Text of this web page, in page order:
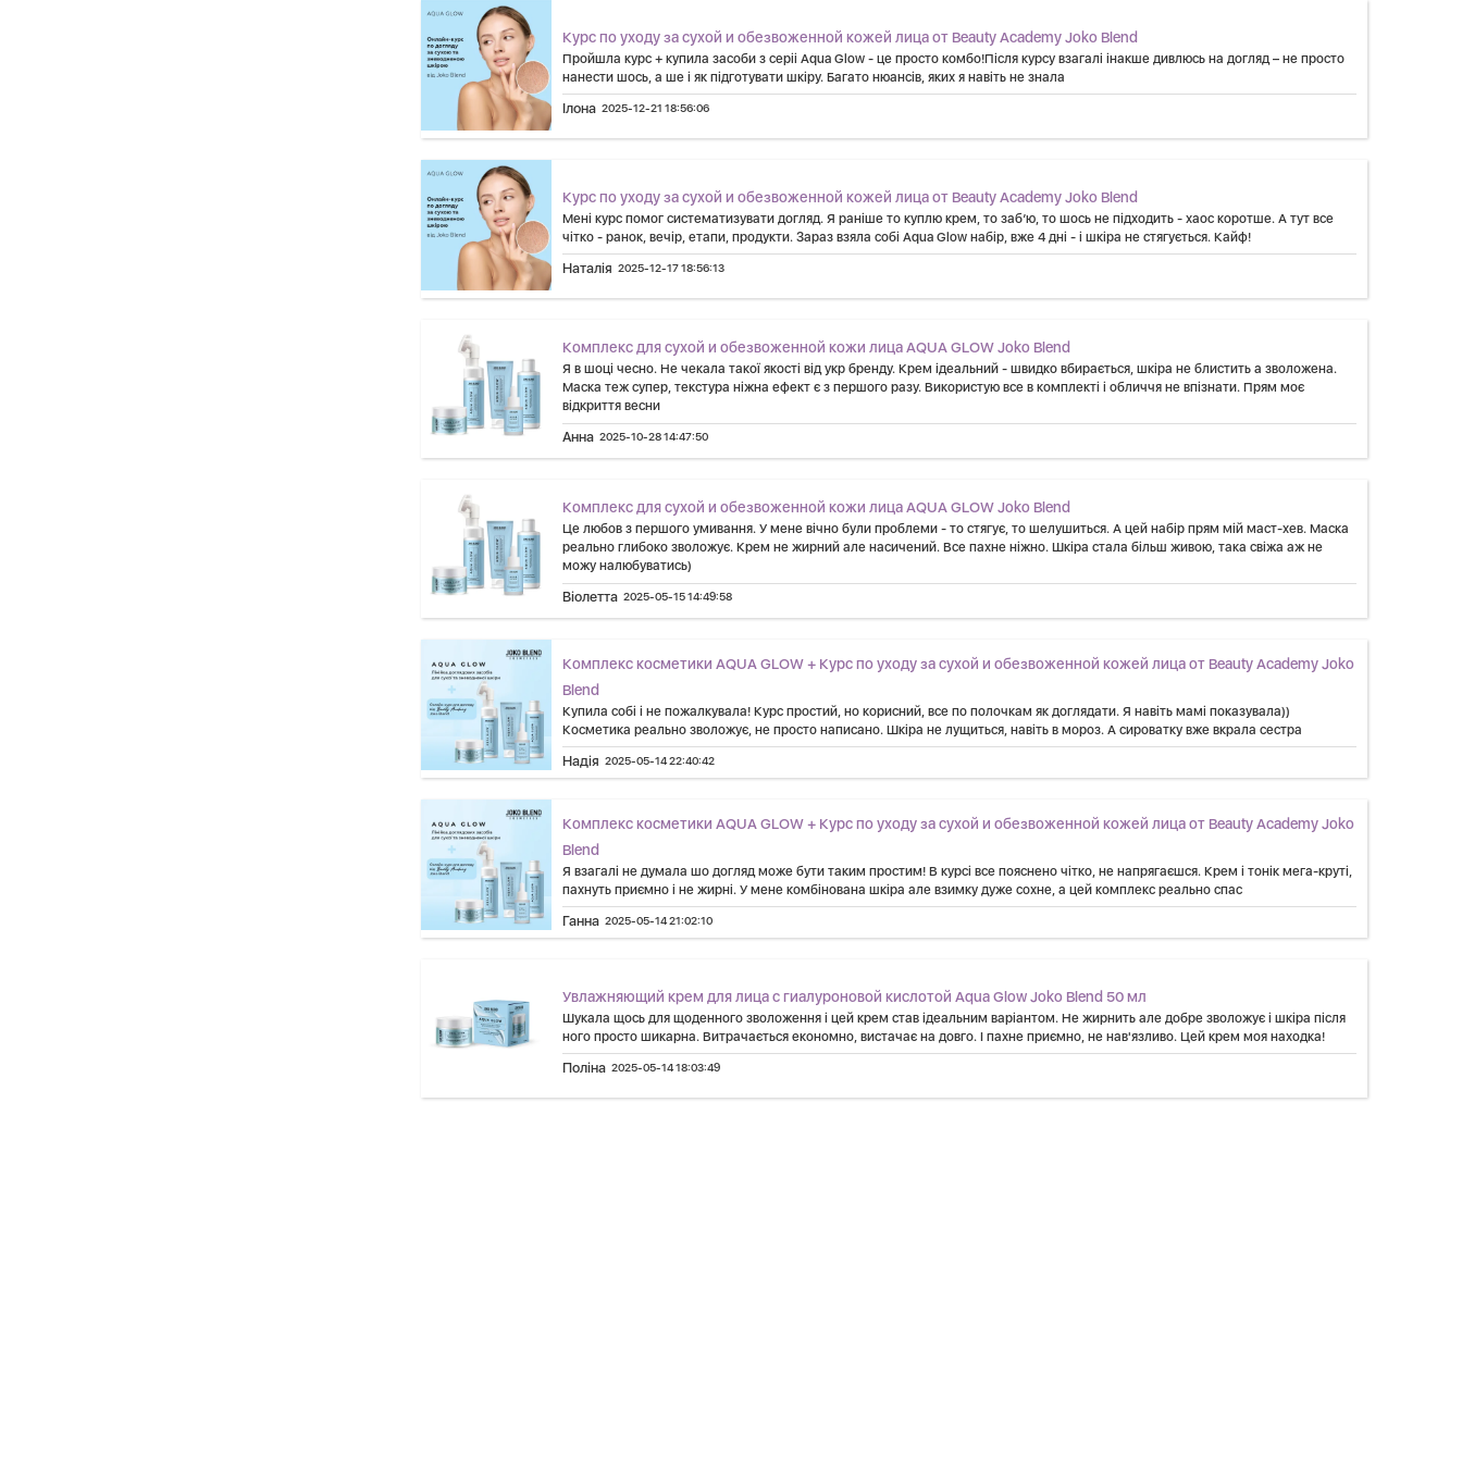
Курс по уходу за сухой и обезвоженной кожей лица от Beauty Academy Joko Blend
Пройшла курс + купила засоби з серіі Aqua Glow - це просто комбо!Після курсу взагалі інакше дивлюсь на догляд – не просто
нанести шось, а ше і як підготувати шкіру. Багато нюансів, яких я навіть не знала
Ілона 2025-12-21 18:56:06
Курс по уходу за сухой и обезвоженной кожей лица от Beauty Academy Joko Blend
Мені курс помог систематизувати догляд. Я раніше то куплю крем, то заб’ю, то шось не підходить - хаос коротше. А тут все
чітко - ранок, вечір, етапи, продукти. Зараз взяла собі Aqua Glow набір, вже 4 дні - і шкіра не стягується. Кайф!
Наталія 2025-12-17 18:56:13
Комплекс для сухой и обезвоженной кожи лица AQUA GLOW Joko Blend
Я в шоці чесно. Не чекала такої якості від укр бренду. Крем ідеальний - швидко вбирається, шкіра не блистить а зволожена.
Маска теж супер, текстура ніжна ефект є з першого разу. Використую все в комплекті і обличчя не впізнати. Прям моє
відкриття весни
Анна 2025-10-28 14:47:50
Комплекс для сухой и обезвоженной кожи лица AQUA GLOW Joko Blend
Це любов з першого умивання. У мене вічно були проблеми - то стягує, то шелушиться. А цей набір прям мій маст-хев. Маска
реально глибоко зволожує. Крем не жирний але насичений. Все пахне ніжно. Шкіра стала більш живою, така свіжа аж не
можу налюбуватись)
Віолетта 2025-05-15 14:49:58
Комплекс косметики AQUA GLOW + Курс по уходу за сухой и обезвоженной кожей лица от Beauty Academy Joko
Blend
Купила собі і не пожалкувала! Курс простий, но корисний, все по полочкам як доглядати. Я навіть мамі показувала))
Косметика реально зволожує, не просто написано. Шкіра не лущиться, навіть в мороз. А сироватку вже вкрала сестра
Надія 2025-05-14 22:40:42
Комплекс косметики AQUA GLOW + Курс по уходу за сухой и обезвоженной кожей лица от Beauty Academy Joko
Blend
Я взагалі не думала шо догляд може бути таким простим! В курсі все пояснено чітко, не напрягаєшся. Крем і тонік мега-круті,
пахнуть приємно і не жирні. У мене комбінована шкіра але взимку дуже сохне, а цей комплекс реально спас
Ганна 2025-05-14 21:02:10
Увлажняющий крем для лица с гиалуроновой кислотой Aqua Glow Joko Blend 50 мл
Шукала щось для щоденного зволоження і цей крем став ідеальним варіантом. Не жирнить але добре зволожує і шкіра після
ного просто шикарна. Витрачається економно, вистачає на довго. І пахне приємно, не нав'язливо. Цей крем моя находка!
Поліна 2025-05-14 18:03:49